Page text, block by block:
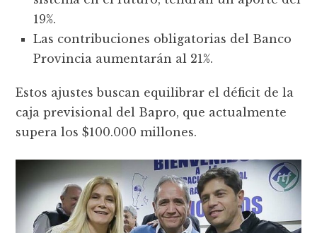
19%.
Las contribuciones obligatorias del Banco
Provincia aumentarán al 21%.
Estos ajustes buscan equilibrar el déficit de la
caja previsional del Bapro, que actualmente
supera los $100.000 millones.